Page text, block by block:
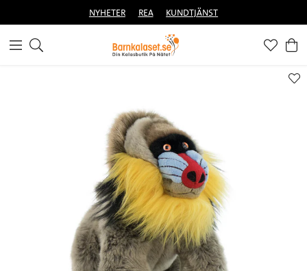
NYHETER REA KUNDTJÄNST